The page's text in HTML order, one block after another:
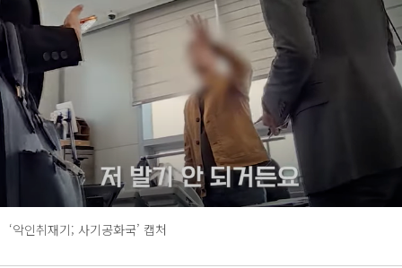
‘악인취재기; 사기공화국’ 캡처